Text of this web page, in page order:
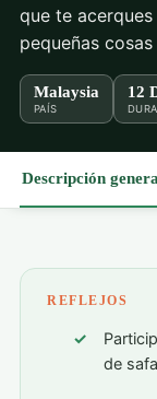
que te
pequeñas
Malaysia
PAÍS
12
Descripción
REFLEJOS
de